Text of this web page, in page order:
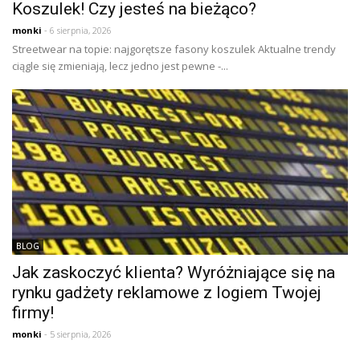
Koszulek! Czy jesteś na bieżąco?
monki - 6 sierpnia, 2026
Streetwear na topie: najgorętsze fasony koszulek Aktualne trendy
ciągle się zmieniają, lecz jedno jest pewne -...
BLOG
Jak zaskoczyć klienta? Wyróżniające się na
rynku gadżety reklamowe z logiem Twojej
firmy!
monki - 5 sierpnia, 2026